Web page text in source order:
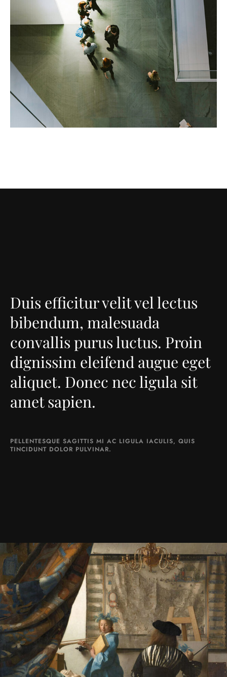
Duis efficitur velit vel lectus
bibendum, malesuada
convallis purus luctus. Proin
dignissim eleifend augue eget
aliquet. Donec nec ligula sit
amet sapien.
PELLENTESQUE SAGITTIS MI AC LIGULA IACULIS, QUIS
TINCIDUNT DOLOR PULVINAR.